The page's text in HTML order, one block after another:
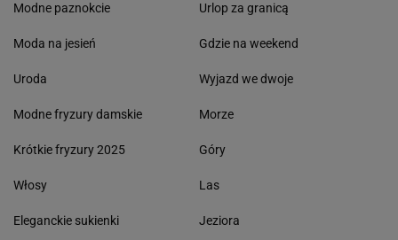
Modne paznokcie
Moda na jesień
Uroda
Modne fryzury damskie
Krótkie fryzury 2025
Włosy
Eleganckie sukienki
Urlop za granicą
Gdzie na weekend
Wyjazd we dwoje
Morze
Góry
Las
Jeziora